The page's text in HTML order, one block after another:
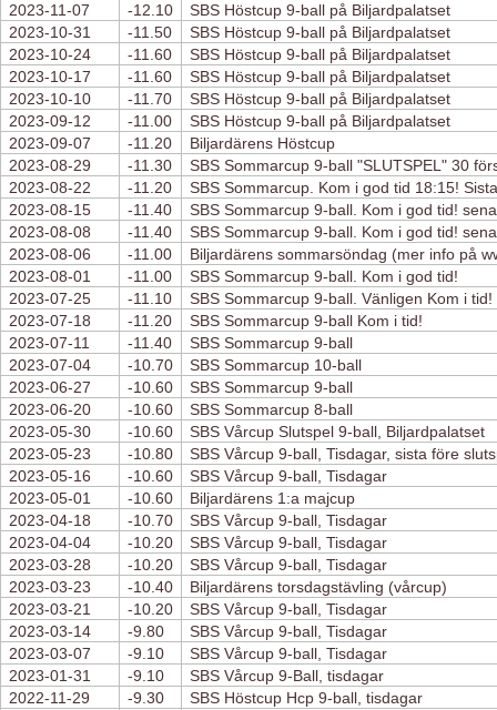
2023-11-07
-12.10
SBS Höstcup 9-ball på Biljardpalatset
2023-10-31
-11.50
SBS Höstcup 9-ball på Biljardpalatset
2023-10-24
-11.60
SBS Höstcup 9-ball på Biljardpalatset
2023-10-17
-11.60
SBS Höstcup 9-ball på Biljardpalatset
2023-10-10
-11.70
SBS Höstcup 9-ball på Biljardpalatset
2023-09-12
-11.00
SBS Höstcup 9-ball på Biljardpalatset
2023-09-07
-11.20
Biljardärens Höstcup
2023-08-29
-11.30
SBS Sommarcup 9-ball "SLUTSPEL" 30
2023-08-22
-11.20
SBS Sommarcup. Kom i god tid 18:15!
2023-08-15
-11.40
SBS Sommarcup 9-ball. Kom i god tid!
2023-08-08
-11.40
SBS Sommarcup 9-ball. Kom i god tid!
2023-08-06
-11.00
Biljardärens sommarsöndag (mer info på
2023-08-01
-11.00
SBS Sommarcup 9-ball. Kom i god tid!
2023-07-25
-11.10
SBS Sommarcup 9-ball. Vänligen Kom i tid!
2023-07-18
-11.20
SBS Sommarcup 9-ball Kom i tid!
2023-07-11
-11.40
SBS Sommarcup 9-ball
2023-07-04
-10.70
SBS Sommarcup 10-ball
2023-06-27
-10.60
SBS Sommarcup 9-ball
2023-06-20
-10.60
SBS Sommarcup 8-ball
2023-05-30
-10.60
SBS Vårcup Slutspel 9-ball, Biljardpalatset
2023-05-23
-10.80
SBS Vårcup 9-ball, Tisdagar, sista före
2023-05-16
-10.60
SBS Vårcup 9-ball, Tisdagar
2023-05-01
-10.60
Biljardärens 1:a majcup
2023-04-18
-10.70
SBS Vårcup 9-ball, Tisdagar
2023-04-04
-10.20
SBS Vårcup 9-ball, Tisdagar
2023-03-28
-10.20
SBS Vårcup 9-ball, Tisdagar
2023-03-23
-10.40
Biljardärens torsdagstävling (vårcup)
2023-03-21
-10.20
SBS Vårcup 9-ball, Tisdagar
2023-03-14
-9.80
SBS Vårcup 9-ball, Tisdagar
2023-03-07
-9.10
SBS Vårcup 9-ball, Tisdagar
2023-01-31
-9.10
SBS Vårcup 9-Ball, tisdagar
2022-11-29
-9.30
SBS Höstcup Hcp 9-ball, tisdagar